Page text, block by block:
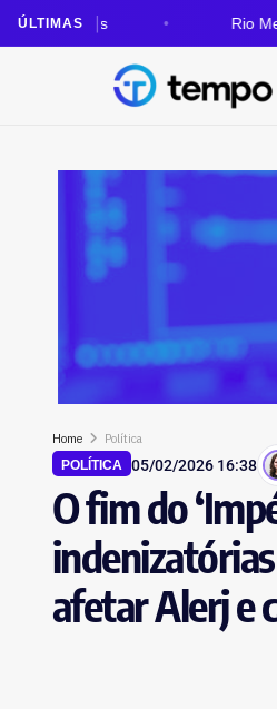
ÚLTIMAS Rio Metrópole:
Home Política
POLÍTICA 05/02/2026 16:38
O fim do
afetar Alerj e